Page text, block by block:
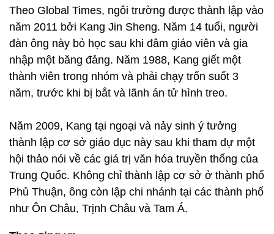
Theo Global Times, ngôi trường được thành lập vào
năm 2011 bởi Kang Jin Sheng. Năm 14 tuổi, người
đàn ông này bỏ học sau khi đâm giáo viên và gia
nhập một băng đảng. Năm 1988, Kang giết một
thành viên trong nhóm và phải chạy trốn suốt 3
năm, trước khi bị bắt và lãnh án tử hình treo.
Năm 2009, Kang tại ngoại và nảy sinh ý tưởng
thành lập cơ sở giáo dục này sau khi tham dự một
hội thảo nói về các giá trị văn hóa truyền thống của
Trung Quốc. Không chỉ thành lập cơ sở ở thành phố
Phủ Thuận, ông còn lập chi nhánh tại các thành phố
như Ôn Châu, Trịnh Châu và Tam Á.